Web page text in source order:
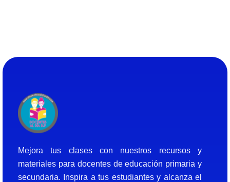
Mejora tus clases con nuestros recursos y
materiales para docentes de educación primaria y
secundaria. Inspira a tus estudiantes y alcanza el